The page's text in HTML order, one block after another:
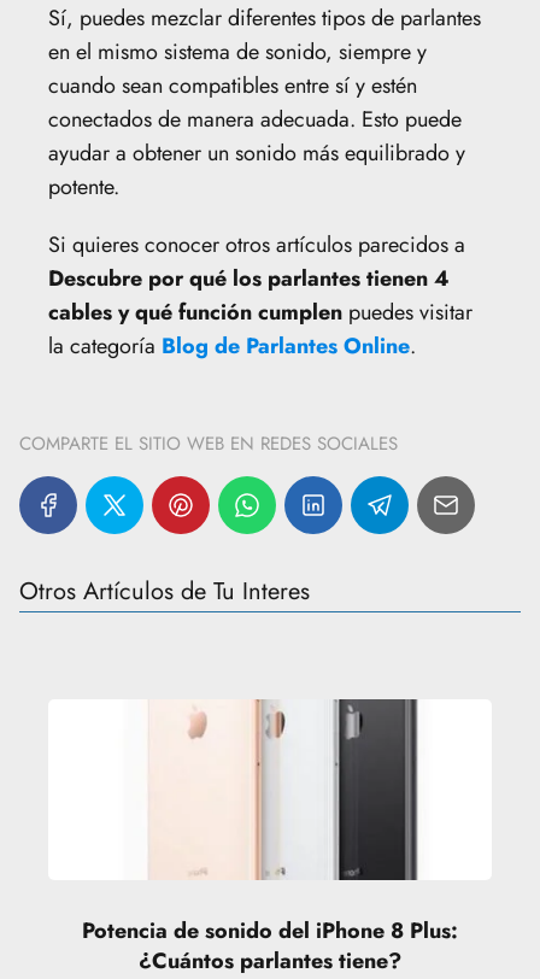
Sí, puedes mezclar diferentes tipos de parlantes
en el mismo sistema de sonido, siempre y
cuando sean compatibles entre sí y estén
conectados de manera adecuada. Esto puede
ayudar a obtener un sonido más equilibrado y
potente.
Si quieres conocer otros artículos parecidos a
Descubre por qué los parlantes tienen 4
cables y qué función cumplen puedes visitar
la categoría Blog de Parlantes Online.
COMPARTE EL SITIO WEB EN REDES SOCIALES
Otros Artículos de Tu Interes
Potencia de sonido del iPhone 8 Plus:
¿Cuántos parlantes tiene?